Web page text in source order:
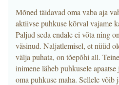
Mõned täidavad oma vaba aja
aktiivse puhkuse kõrval vajame
Paljud seda endale ei võta ning
väsinud. Naljatlemisel, et nüüd
välja puhata, on tõepõhi all.
inimene läheb puhkusele
oma puhkuse maha. Sellele võib